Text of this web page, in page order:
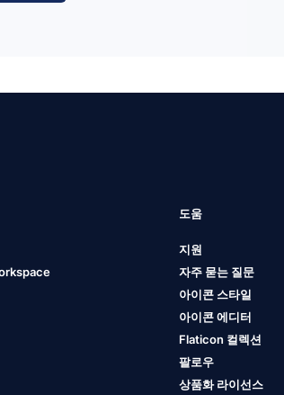
도움
지원
자주 묻는 질문
아이콘 스타일
아이콘 에디터
Flaticon 컬렉션
팔로우
상품화 라이선스